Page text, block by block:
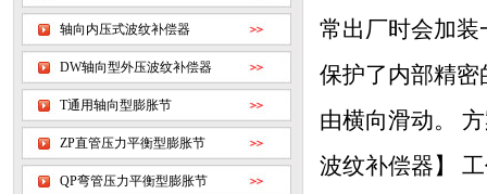
轴向内压式波纹补偿器
DW轴向型外压波纹补偿器
T通用轴向型膨胀节
ZP直管压力平衡型膨胀节
QP弯管压力平衡型膨胀节
常出厂时会加
保护了内部精
由横向滑动。
波纹补偿器】